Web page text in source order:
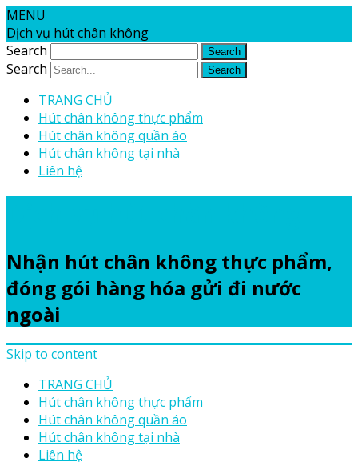
MENU
Dịch vụ hút chân không
Search
Search
TRANG CHỦ
Hút chân không thực phẩm
Hút chân không quần áo
Hút chân không tại nhà
Liên hệ
Nhận hút chân không thực phẩm,
đóng gói hàng hóa gửi đi nước
ngoài
Skip to content
TRANG CHỦ
Hút chân không thực phẩm
Hút chân không quần áo
Hút chân không tại nhà
Liên hệ